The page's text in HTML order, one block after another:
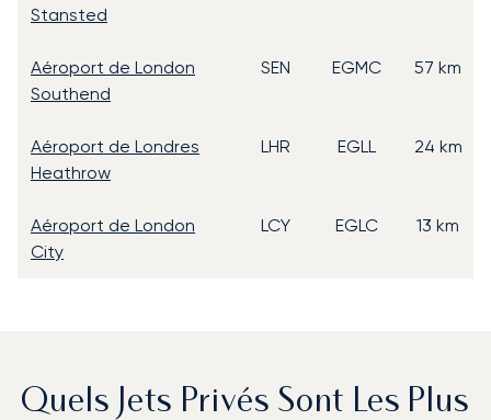
Stansted
Aéroport de London
Southend
SEN EGMC 57 km
Aéroport de Londres
Heathrow
LHR EGLL 24 km
Aéroport de London
City
LCY EGLC 13 km
Quels Jets Privés Sont Les Plus